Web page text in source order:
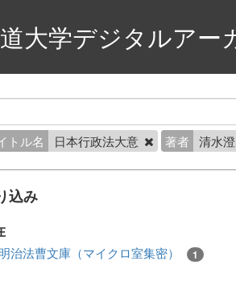
大学デジタルアー
トル名 日本行政法大意 著者 清水
込み
治法曹文庫（マイクロ室集密） 1